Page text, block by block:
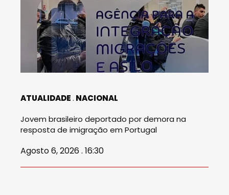
ATUALIDADE NACIONAL
Jovem brasileiro deportado por demora na
resposta de imigração em Portugal
Agosto 6, 2026 . 16:30